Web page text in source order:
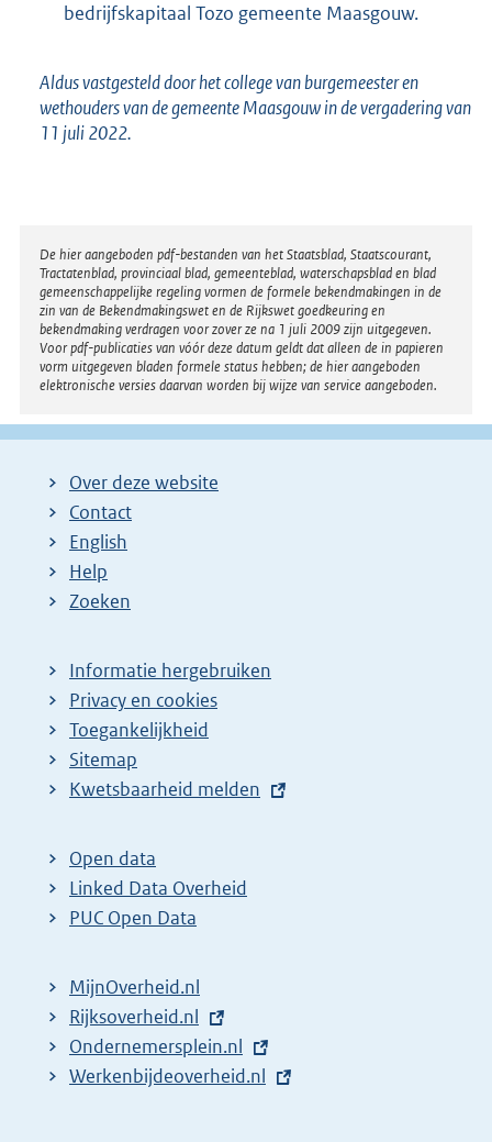
bedrijfskapitaal Tozo gemeente Maasgouw.
Aldus vastgesteld door het college van burgemeester en
wethouders van de gemeente Maasgouw in de vergadering van
11 juli 2022.
Disclaimer
De hier aangeboden pdf-bestanden van het Staatsblad, Staatscourant,
Tractatenblad, provinciaal blad, gemeenteblad, waterschapsblad en blad
gemeenschappelijke regeling vormen de formele bekendmakingen in de
zin van de Bekendmakingswet en de Rijkswet goedkeuring en
bekendmaking verdragen voor zover ze na 1 juli 2009 zijn uitgegeven.
Voor pdf-publicaties van vóór deze datum geldt dat alleen de in papieren
vorm uitgegeven bladen formele status hebben; de hier aangeboden
elektronische versies daarvan worden bij wijze van service aangeboden.
Over deze website
Contact
English
Help
Zoeken
Informatie hergebruiken
Privacy en cookies
Toegankelijkheid
Sitemap
E
t
e
r
l
i
n
k
Kwetsbaarheid melden
Open data
Linked Data Overheid
PUC Open Data
MijnOverheid.nl
E
x
t
Rijksoverheid.nl
E
x
Ondernemersplein.nl
E
Werkenbijdeoverheid.nl